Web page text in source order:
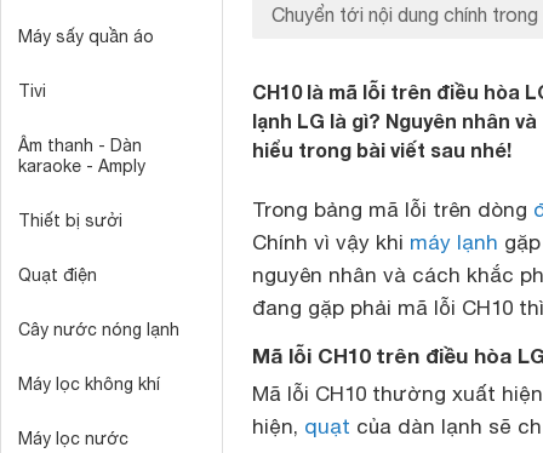
Máy sấy quần áo
Tivi
Âm thanh - Dàn
karaoke - Amply
Thiết bị sưởi
Quạt điện
Cây nước nóng lạnh
Máy lọc không khí
Máy lọc nước
Chuyển tới nội dung chính trong
CH10 là mã lỗi trên điều hòa
lạnh LG là gì? Nguyên nhân
hiểu trong bài viết sau nhé!
Trong bảng mã lỗi trên dòng
Chính vì vậy khi máy lạnh
nguyên nhân và cách khắc
đang gặp phải mã lỗi CH10
Mã lỗi CH10 trên điều hòa
Mã lỗi CH10 thường xuất
hiện, quạt của dàn lạnh sẽ